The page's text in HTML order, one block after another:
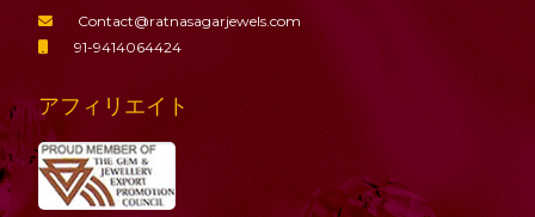
Contact@ratnasagarjewels.com
91-9414064424
アフィリエイト